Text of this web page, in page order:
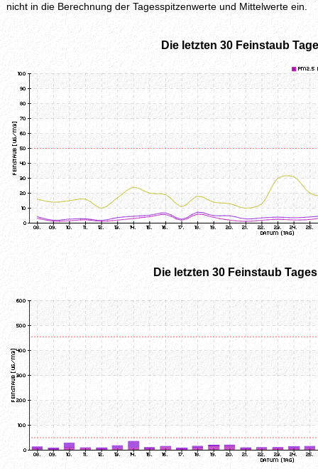
nicht in die Berechnung der Tagesspitzenwerte und Mittelwerte ein.
Die letzten 30 Feinstaub
Die letzten 30 Feinstaub